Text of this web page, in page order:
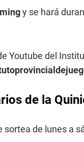
y se hará
Youtube del
de la
sortea de lunes a